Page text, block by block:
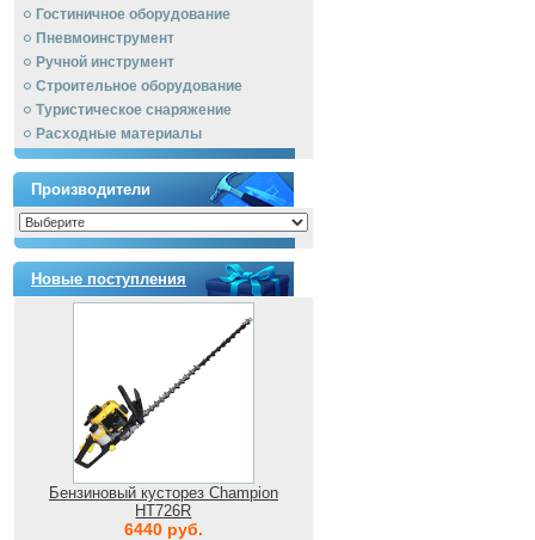
Гостиничное оборудование
Пневмоинструмент
Ручной инcтрумент
Строительное оборудование
Туристическое снаряжение
Расходные материалы
Производители
Новые поступления
Бензиновый кусторез Champion
HT726R
6440 руб.